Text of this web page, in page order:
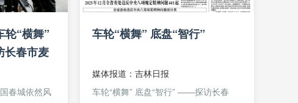
轮“横舞”
春市麦
公司
春城依然风
车轮“横舞” 底盘“智行”
媒体报道：吉林日报
车轮“横舞” 底盘“智行” ——探访长春